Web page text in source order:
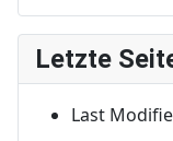
Letzte
Last